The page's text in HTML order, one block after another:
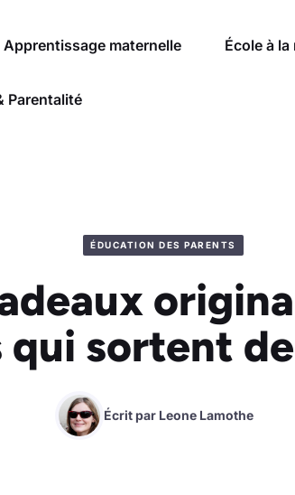
Apprentissage maternelle École à la
Parentalité
ÉDUCATION DES PARENTS
qui sortent
Écrit par Leone Lamothe